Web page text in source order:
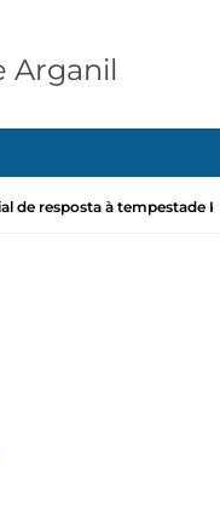
de resposta à tempestade